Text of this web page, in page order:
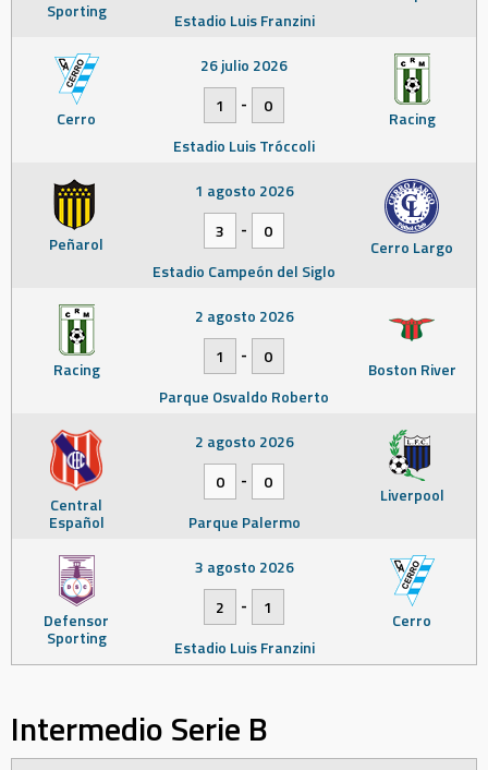
Sporting
Estadio Luis Franzini
Cerro Racing
26 julio 2026
1
-
0
Estadio Luis Tróccoli
Peñarol Cerro Largo
1 agosto 2026
3
-
0
Estadio Campeón del Siglo
Racing Boston River
2 agosto 2026
1
-
0
Parque Osvaldo Roberto
Central
Español
Liverpool
2 agosto 2026
0
-
0
Parque Palermo
Defensor
Sporting
Cerro
3 agosto 2026
2
-
1
Estadio Luis Franzini
Intermedio Serie B